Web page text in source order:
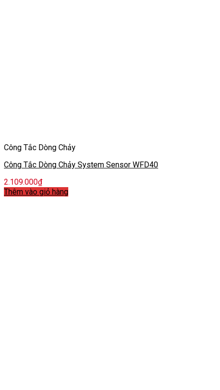
Công Tắc Dòng Chảy
Công Tắc Dòng Chảy System Sensor WFD40
2.109.000₫
Thêm vào giỏ hàng